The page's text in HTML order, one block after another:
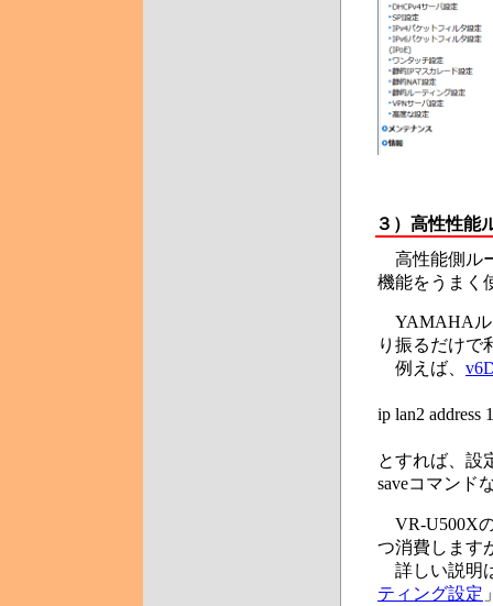
３） 高性性能
高性能側ル
機能をうまく
YAMAHAル
り振るだけで
例えば、
ip lan2 address
とすれば、設
saveコマンド
VR-U500X
つ消費します
詳しい説明
ティング設定